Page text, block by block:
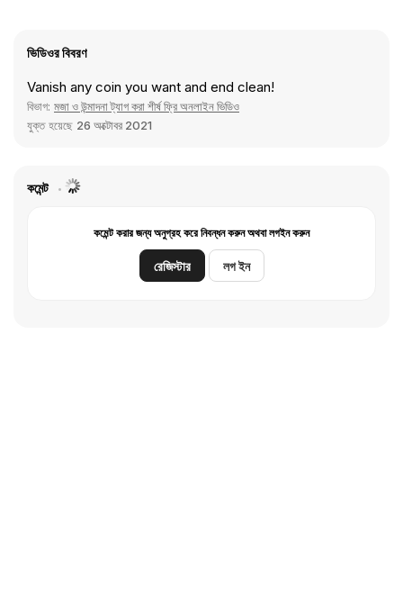
ভিডিওর বিবরণ
Vanish any coin you want and end clean!
বিভাগ: মজা ও উন্মাদনা ট্যাগ করা শীর্ষ ফ্রি অনলাইন ভিডিও
যুক্ত হয়েছে 26 অক্টোবর 2021
কমেন্ট
কমেন্ট করার জন্য অনুগ্রহ করে নিবন্ধন করুন অথবা লগইন করুন
রেজিস্টার লগ ইন